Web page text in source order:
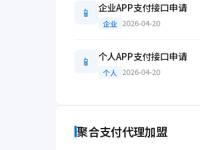
📱 企业APP支付接口申请
企业 2026-04-20
📱 个人APP支付接口申请
个人 2026-04-20
聚合支付代理加盟